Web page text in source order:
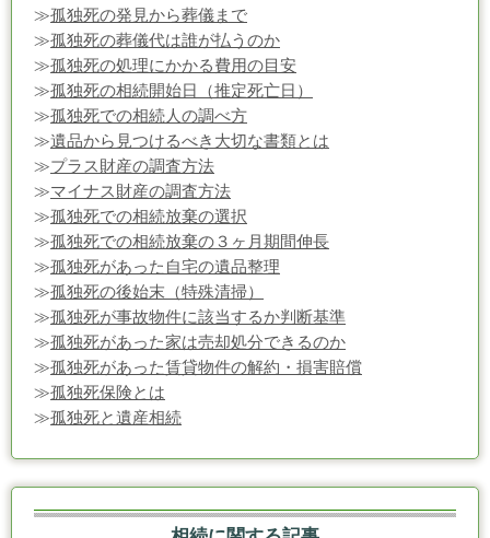
≫孤独死の発見から葬儀まで
≫孤独死の葬儀代は誰が払うのか
≫孤独死の処理にかかる費用の目安
≫孤独死の相続開始日（推定死亡日）
≫孤独死での相続人の調べ方
≫遺品から見つけるべき大切な書類とは
≫プラス財産の調査方法
≫マイナス財産の調査方法
≫孤独死での相続放棄の選択
≫孤独死での相続放棄の３ヶ月期間伸長
≫孤独死があった自宅の遺品整理
≫孤独死の後始末（特殊清掃）
≫孤独死が事故物件に該当するか判断基準
≫孤独死があった家は売却処分できるのか
≫孤独死があった賃貸物件の解約・損害賠償
≫孤独死保険とは
≫孤独死と遺産相続